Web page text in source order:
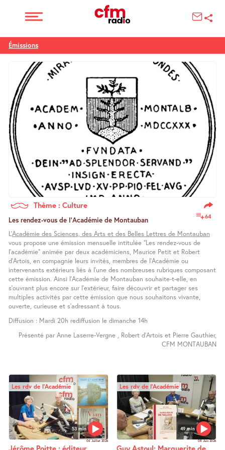
Émissions
Thème : Culture
64
Les rendez-vous de l’Académie de Montauban
L’Académie des Sciences, des Arts et des Belles Lettres de Montauban
vous propose une émission mensuelle intitulée "Les rendez-vous de
l’académie" animée par deux académiciens, Maurice Petit et Robert
d’Artois, en compagnie leurs invités, membres de l’Académie ou
intervenants extérieurs liés à l’une des nombreuses rubriques composant
cette émission. Ainsi l’Académie de Montauban souhaite-t-elle, en
s’ouvrant plus encore sur l’extérieur, faire découvrir et partager ses
multiples activités par cette émission que nous souhaitons vivante,
ouverte, curieuse et s’adressant à tous.
Diffusion : Mardi 20h rediffusion le dimanche 14h
Présenté par Anne Laserre-Vergne , Robert d’Artois et Pierre Gauthier,
CFM MONTAUBAN
53 min
Les rdv de l’Académie
06 Juillet 2026
Jérôme Poitte : éditeur,
49 min
Les rdv de l’Académie
08 Juin 2026
Guy Astoul: Marguerite de